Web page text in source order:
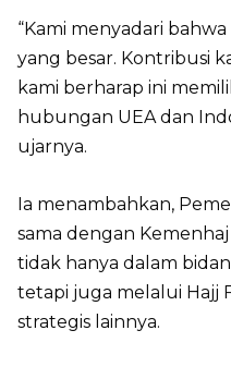
“Kami menyadari
yang besar. Kontribusi
kami berharap ini
hubungan UEA dan
ujarnya.
Ia menambahkan,
sama dengan
tidak hanya dalam
tetapi juga melalui Hajj
strategis lainnya.